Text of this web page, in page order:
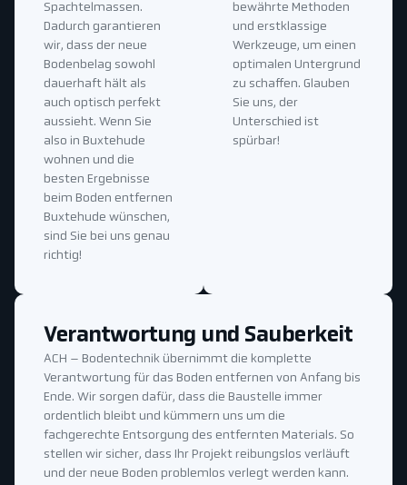
bewährte Methoden
und erstklassige
Werkzeuge, um einen
optimalen Untergrund
zu schaffen. Glauben
Sie uns, der
Unterschied ist
spürbar!
Spachtelmassen.
Dadurch garantieren
wir, dass der neue
Bodenbelag sowohl
dauerhaft hält als
auch optisch perfekt
aussieht. Wenn Sie
also in Buxtehude
wohnen und die
besten Ergebnisse
beim Boden entfernen
Buxtehude wünschen,
sind Sie bei uns genau
richtig!
Verantwortung und Sauberkeit
ACH – Bodentechnik übernimmt die komplette
Verantwortung für das Boden entfernen von Anfang bis
Ende. Wir sorgen dafür, dass die Baustelle immer
ordentlich bleibt und kümmern uns um die
fachgerechte Entsorgung des entfernten Materials. So
stellen wir sicher, dass Ihr Projekt reibungslos verläuft
und der neue Boden problemlos verlegt werden kann.